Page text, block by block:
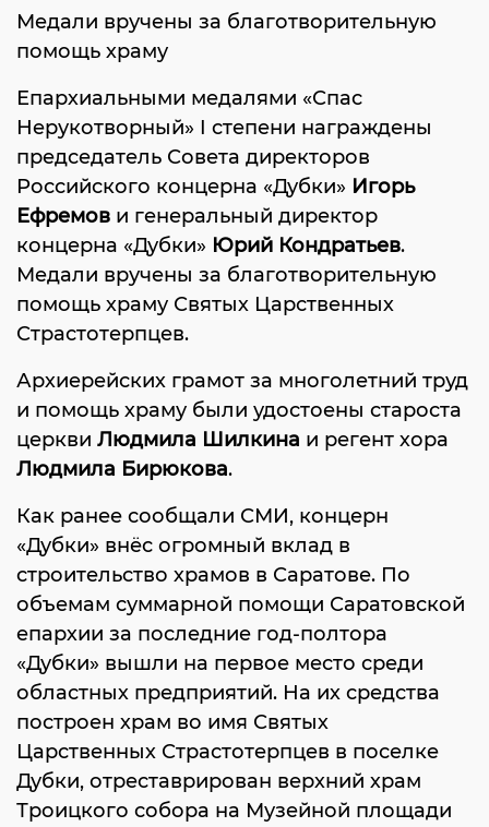
Медали вручены за благотворительную
помощь храму
Епархиальными медалями «Спас
Нерукотворный» I степени награждены
председатель Совета директоров
Российского концерна «Дубки» Игорь
Ефремов и генеральный директор
концерна «Дубки» Юрий Кондратьев.
Медали вручены за благотворительную
помощь храму Святых Царственных
Страстотерпцев.
Архиерейских грамот за многолетний труд
и помощь храму были удостоены староста
церкви Людмила Шилкина и регент хора
Людмила Бирюкова.
Как ранее сообщали СМИ, концерн
«Дубки» внёс огромный вклад в
строительство храмов в Саратове. По
объемам суммарной помощи Саратовской
епархии за последние год-полтора
«Дубки» вышли на первое место среди
областных предприятий. На их средства
построен храм во имя Святых
Царственных Страстотерпцев в поселке
Дубки, отреставрирован верхний храм
Троицкого собора на Музейной площади